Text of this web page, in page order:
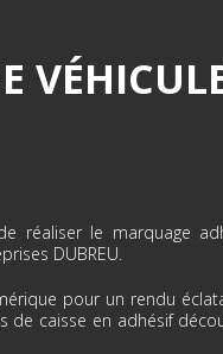
réaliser le marquage
DUBREU.
pour un rendu
de caisse en adhésif